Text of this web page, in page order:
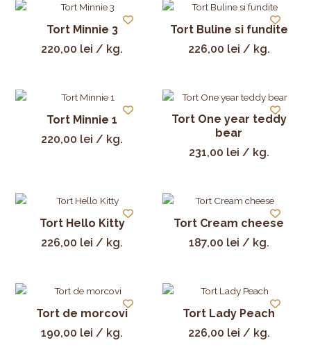
Tort Minnie 3
220,00 lei / kg.
Tort Buline si fundite
226,00 lei / kg.
Tort Minnie 1
220,00 lei / kg.
Tort One year teddy
bear
231,00 lei / kg.
Tort Hello Kitty
226,00 lei / kg.
Tort Cream cheese
187,00 lei / kg.
Tort de morcovi
190,00 lei / kg.
Tort Lady Peach
226,00 lei / kg.